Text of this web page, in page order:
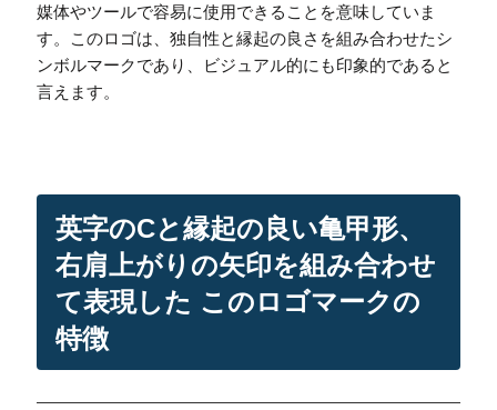
媒体やツールで容易に使用できることを意味していま
す。このロゴは、独自性と縁起の良さを組み合わせたシ
ンボルマークであり、ビジュアル的にも印象的であると
言えます。
英字のCと縁起の良い亀甲形、
右肩上がりの矢印を組み合わせ
て表現した このロゴマークの
特徴